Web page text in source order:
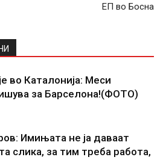
ЕП во Босна
во Каталонија: Меси
за Барселона!(ФОТО)
Имињата не ја даваат
слика, за тим треба работа,